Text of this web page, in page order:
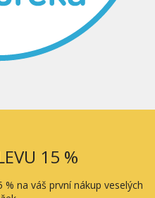
15 %
na váš první nákup veselých